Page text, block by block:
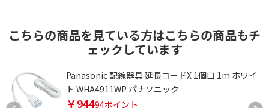
こちらの商品を見ている方はこちらの商品もチ
ェックしています
Panasonic 配線器具 延長コードX 1個口 1m ホワイ
ト WHA4911WP パナソニック
￥94494ポイント